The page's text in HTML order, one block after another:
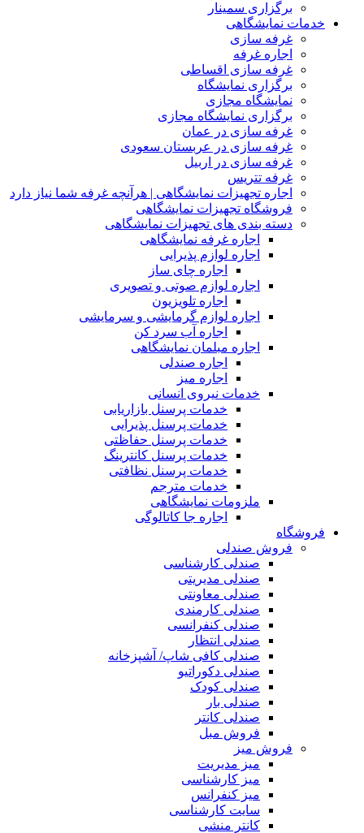
برگزاری سمینار
خدمات نمایشگاهی
غرفه سازی
اجاره غرفه
غرفه سازی اقساطی
برگزاری نمایشگاه
نمایشگاه مجازی
برگزاری نمایشگاه مجازی
غرفه سازی در عمان
غرفه سازی در عربستان سعودی
غرفه سازی در اربیل
غرفه تتریس
اجاره تجهیزات نمایشگاهی | هرآنچه غرفه شما نیاز دارد
فروشگاه تجهیزات نمایشگاهی
دسته بندی های تجهیزات نمایشگاهی
اجاره غرفه نمایشگاهی
اجاره لوازم پذیرایی
اجاره چای ساز
اجاره لوازم صوتی و تصویری
اجاره تلویزیون
اجاره لوازم گرمایشی و سرمایشی
اجاره آب سرد کن
اجاره مبلمان نمایشگاهی
اجاره صندلی
اجاره میز
خدمات نیروی انسانی
خدمات پرسنل بازاریابی
خدمات پرسنل پذیرایی
خدمات پرسنل حفاظتی
خدمات پرسنل کانترینگ
خدمات پرسنل نظافتی
خدمات مترجم
ملزومات نمایشگاهی
اجاره جا کاتالوگی
فروشگاه
فروش صندلی
صندلی کارشناسی
صندلی مدیریتی
صندلی معاونتی
صندلی کارمندی
صندلی کنفرانسی
صندلی انتظار
صندلی کافی شاپ/ آشپزخانه
صندلی دکوراتیو
صندلی کودک
صندلی بار
صندلی کانتر
فروش مبل
فروش میز
میز مدیریت
میز کارشناسی
میز کنفرانس
سایت کارشناسی
کانتر منشی